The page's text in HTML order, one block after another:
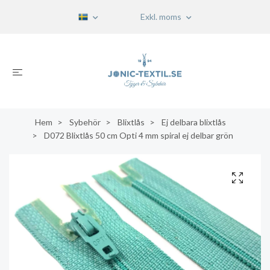
Exkl. moms
Hem Sybehör Blixtlås
Ej delbara blixtlås
D072 Blixtlås 50 cm Opti 4 mm spiral ej delbar grön